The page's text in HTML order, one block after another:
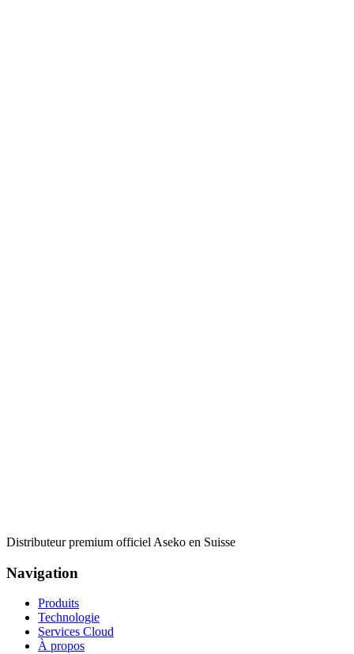
Distributeur premium officiel Aseko en Suisse
Navigation
Produits
Technologie
Services Cloud
À propos